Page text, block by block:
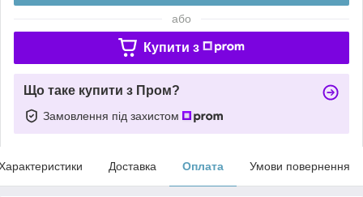
або
Купити з
Що таке купити з Пром?
Замовлення під захистом
Доставка Оплата Умови повернення